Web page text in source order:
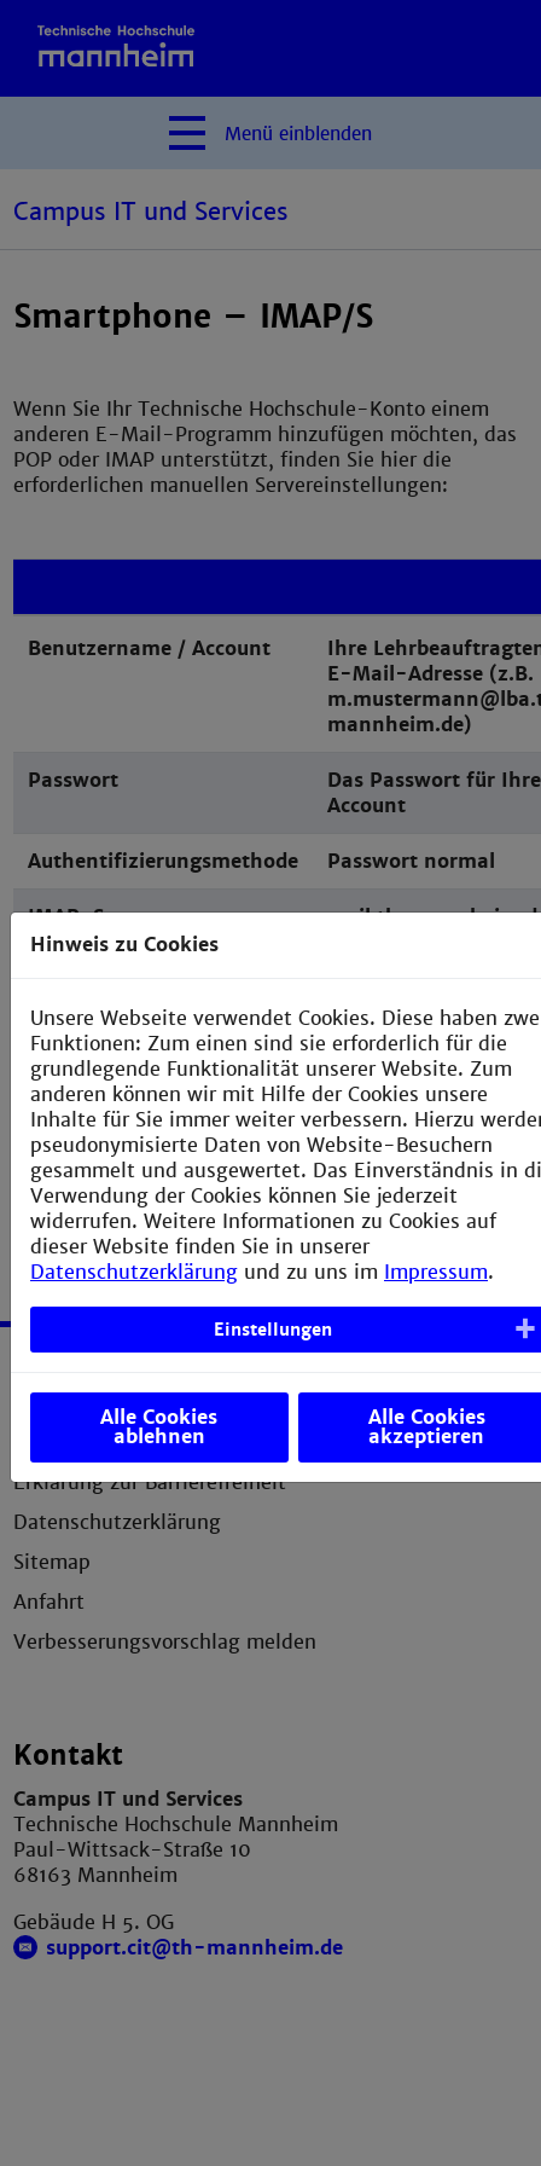
Menü einblenden
Campus IT und Services
Smartphone – IMAP/S
Wenn Sie Ihr Technische Hochschule-Konto einem
anderen E-Mail-Programm hinzufügen möchten, das
POP oder IMAP unterstützt, finden Sie hier die
erforderlichen manuellen Servereinstellungen:
Benutzername / Account
Ihre
E-Mail-Adresse (z.B.
mannheim.de)
Passwort
Das Passwort für
Account
Authentifizierungsmethode Passwort normal
IMAP-Server mail.th-
IMAP-Verschlüsselung
SSL/TLS
SMTP-Servername
mail.th-
SMTP-Port
465
SMTP-Verschlüsselung
SSL/TLS
Service
Impressum
Erklärung zur Barrierefreiheit
Datenschutzerklärung
Sitemap
Anfahrt
Verbesserungsvorschlag melden
Kontakt
Campus IT und Services
Technische Hochschule Mannheim
Paul-Wittsack-Straße 10
68163 Mannheim
Gebäude H 5. OG
support.cit@th-mannheim.de
Hinweis zu Cookies
Unsere Webseite verwendet Cookies. Diese haben
Funktionen: Zum einen sind sie erforderlich für die
grundlegende Funktionalität unserer Website. Zum
anderen können wir mit Hilfe der Cookies unsere
Inhalte für Sie immer weiter verbessern. Hierzu
pseudonymisierte Daten von Website-Besuchern
gesammelt und ausgewertet. Das Einverständnis in
Verwendung der Cookies können Sie jederzeit
widerrufen. Weitere Informationen zu Cookies auf
dieser Website finden Sie in unserer
Datenschutzerklärung und zu uns im Impressum.
Einstellungen
Alle Cookies
ablehnen
Alle Cookies
akzeptieren